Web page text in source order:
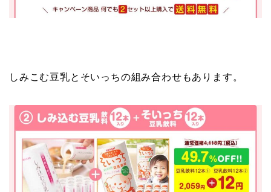
しみこむ豆乳とそいっちの組み合わせもあります。